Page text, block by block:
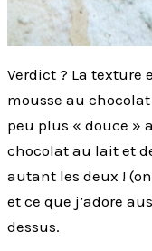
Verdict ? La texture
mousse au
peu plus « douce »
chocolat au lait et
autant les deux !
et ce que j’adore
dessus.